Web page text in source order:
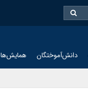
دانش‌آموختگان همایش‌ها